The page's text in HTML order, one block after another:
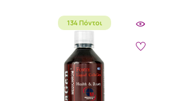
134 Πόντοι